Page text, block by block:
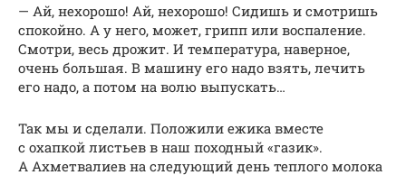
— Ай, нехорошо! Ай, нехорошо! Сидишь и смотришь
спокойно. А у него, может, грипп или воспаление.
Смотри, весь дрожит. И температура, наверное,
очень большая. В машину его надо взять, лечить
его надо, а потом на волю выпускать…
Так мы и сделали. Положили ежика вместе
с охапкой листьев в наш походный «газик».
А Ахметвалиев на следующий день теплого молока